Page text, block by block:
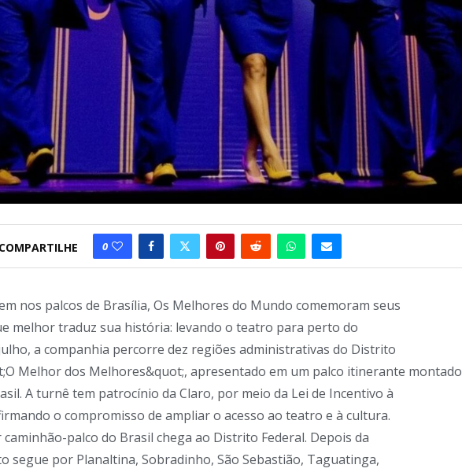
COMPARTILHE 0
nos palcos de Brasília, Os Melhores do Mundo comemoram seus
melhor traduz sua história: levando o teatro para perto do
a companhia percorre dez regiões administrativas do Distrito
Melhor dos Melhores&quot;, apresentado em um palco itinerante montado
A turnê tem patrocínio da Claro, por meio da Lei de Incentivo à
o compromisso de ampliar o acesso ao teatro e à cultura.
palco do Brasil chega ao Distrito Federal. Depois da
segue por Planaltina, Sobradinho, São Sebastião, Taguatinga,